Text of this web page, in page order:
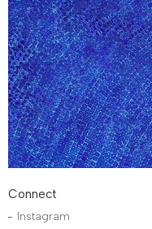
Connect
Instagram